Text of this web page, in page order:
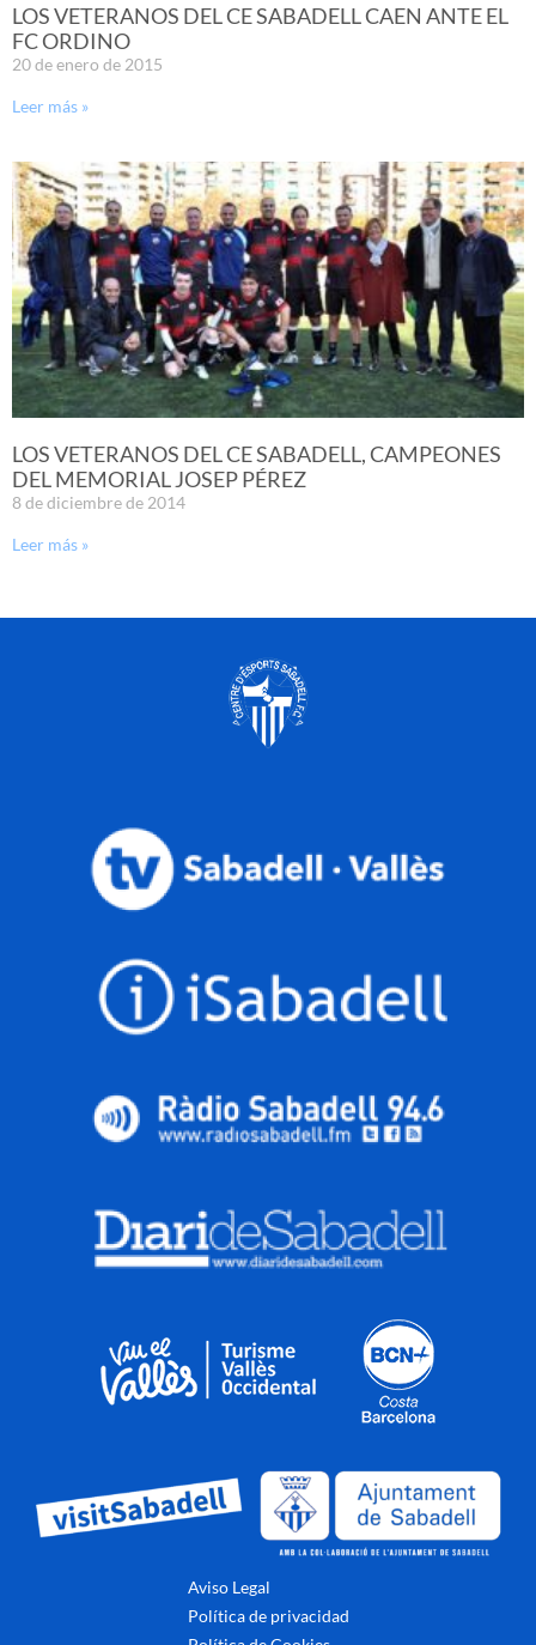
LOS VETERANOS DEL CE SABADELL CAEN ANTE EL
FC ORDINO
20 de enero de 2015
Leer más »
LOS VETERANOS DEL CE SABADELL, CAMPEONES
DEL MEMORIAL JOSEP PÉREZ
8 de diciembre de 2014
Leer más »
Aviso Legal
Política de privacidad